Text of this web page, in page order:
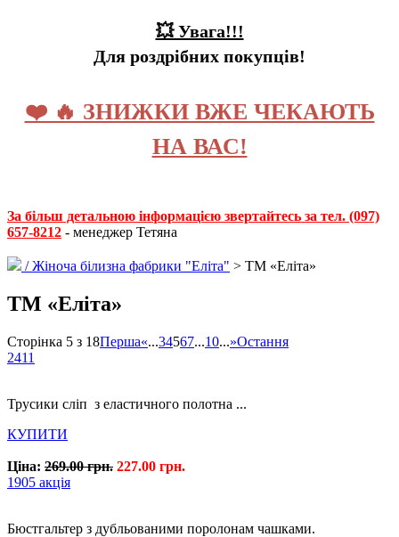
💥 Увага!!!
Для роздрібних покупців!
❤️ 🔥 ЗНИЖКИ ВЖЕ ЧЕКАЮТЬ
НА ВАС!
За більш детальною інформацією звертайтесь за тел. (097)
657-8212 - менеджер Тетяна
/Жіноча білизна фабрики "Еліта" > ТМ «Еліта»
ТМ «Еліта»
Сторінка 5 з 18Перша«...34567...10...»Остання
2411
Трусики сліп з еластичного полотна ...
КУПИТИ
Ціна: 269.00 грн. 227.00 грн.
1905 акція
Бюстгальтер з дубльованими поролонам чашками.